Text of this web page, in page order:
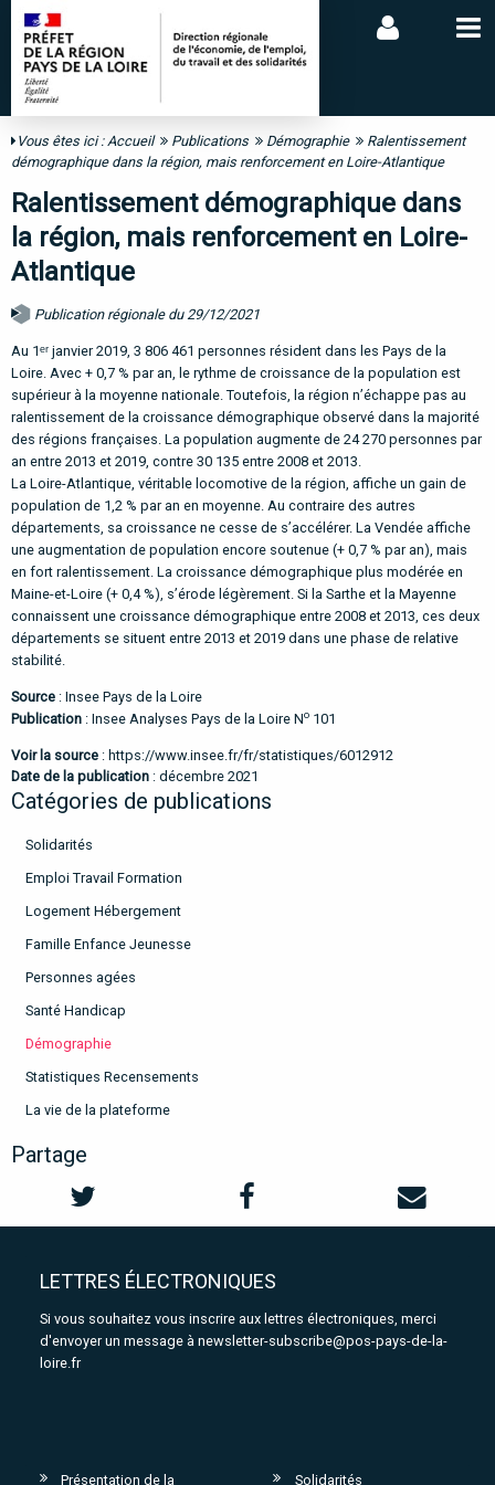
Vous êtes ici :Accueil Publications Démographie
Ralentissement
démographique dans la région, mais renforcement en Loire-Atlantique
Ralentissement démographique dans
la région, mais renforcement en Loire-
Atlantique
Publication régionale du 29/12/2021
Au 1ᵉʳ janvier 2019, 3 806 461 personnes résident dans les Pays de la
Loire. Avec + 0,7 % par an, le rythme de croissance de la population est
supérieur à la moyenne nationale. Toutefois, la région n’échappe pas au
ralentissement de la croissance démographique observé dans la majorité
des régions françaises. La population augmente de 24 270 personnes par
an entre 2013 et 2019, contre 30 135 entre 2008 et 2013.
La Loire-Atlantique, véritable locomotive de la région, affiche un gain de
population de 1,2 % par an en moyenne. Au contraire des autres
départements, sa croissance ne cesse de s’accélérer. La Vendée affiche
une augmentation de population encore soutenue (+ 0,7 % par an), mais
en fort ralentissement. La croissance démographique plus modérée en
Maine-et-Loire (+ 0,4 %), s’érode légèrement. Si la Sarthe et la Mayenne
connaissent une croissance démographique entre 2008 et 2013, ces deux
départements se situent entre 2013 et 2019 dans une phase de relative
stabilité.
Source : Insee Pays de la Loire
Publication : Insee Analyses Pays de la Loire No 101
Voir la source : https://www.insee.fr/fr/statistiques/6012912
Date de la publication : décembre 2021
Catégories de publications
Solidarités
Emploi Travail Formation
Logement Hébergement
Famille Enfance Jeunesse
Personnes agées
Santé Handicap
Démographie
Statistiques Recensements
La vie de la plateforme
Partage
LETTRES ÉLECTRONIQUES
Si vous souhaitez vous inscrire aux lettres électroniques, merci
d'envoyer un message à newsletter-subscribe@pos-pays-de-la-
loire.fr
Présentation de la Solidarités